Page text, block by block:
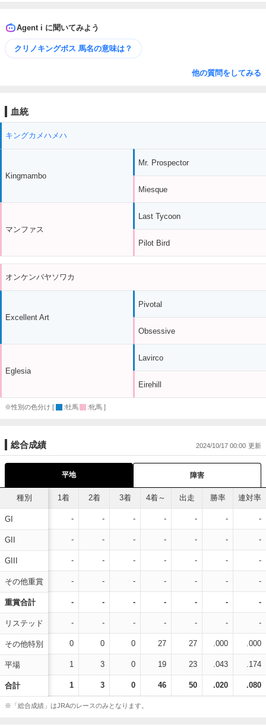
Agent i に聞いてみよう
クリノキングボス 馬名の意味は？
他の質問をしてみる
血統
キングカメハメハ
Kingmambo
マンファス
Mr. Prospector
Miesque
Last Tycoon
Pilot Bird
オンケンバヤソワカ
Excellent Art
Eglesia
Pivotal
Obsessive
Lavirco
Eirehill
※性別の色分け [ :牡馬 :牝馬 ]
総合成績 2024/10/17 00:00
平地 障害
種別
GI
GII
GIII
その他重賞
重賞合計
リステッド
その他特別
平場
合計
1着 2着 3着 4着～ 出走 勝率 連対率
- - - - - - -
- - - - - - -
- - - - - - -
- - - - - - -
- - - - - - -
- - - - - - -
0 0 0 27 27 .000 .000
1 3 0 19 23 .043 .174
1 3 0 46 50 .020 .080
※「総合成績」はJRAのレースのみとなります。